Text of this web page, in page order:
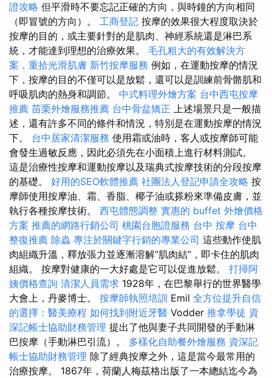
證攻略 但平滑時不要忘記正確的方向，與時鐘的方向相同
（即冒號的方向）。 工商登記 按摩的效果很大程度取決於
按摩的目的，或主要針對的是肌肉、神經系統還是淋巴系
統，才能達到理想的治療效果。 毛孔粗大的有效解決方
案，重拾光滑肌膚 新竹按摩服務 例如，在運動按摩的情況
下，按摩的目的不僅可以是放鬆，還可以是訓練前骨骼肌和
呼吸肌肉的熱身和調節。 中式料理外燴方案 台中西屯按摩
推薦 苗栗外燴服務推薦 台中骨盆矯正 上述場景只是一般描
述，還有許多不同的條件和情況，特別是在運動按摩的情況
下。 台中居家清潔服務 使用霜或油時，客人或按摩師可能
會發生過敏反應，因此必須先在小面積上進行材料測試。
這是治療性按摩和運動按摩以及瑞典式按摩技術的分段按摩
的基礎。 好用的SEO軟體推薦 社團法人登記申請全攻略 按
摩師使用按摩油、霜、香脂、椰子油或搽粉來準備皮膚，並
執行各種按摩技術。 西屯體態調整 實惠的 buffet 外燴價格
方案 推薦的網路行銷公司 桃園台胞證服務 台中 按摩 台中
整復推薦 除蟲 專注於關鍵字行銷的專業公司 這些動作使肌
肉組織升溫，釋放張力並逐漸溶解“肌肉結”，即卡住的肌肉
組織。 按摩對健康的一大好處是它可以促進放鬆。 打掃阿
姨價格查詢 清潔人員需求 1928年，在巴黎舉行的世界醫學
大會上，丹麥博士。 按摩師執照培訓 Emil 全方位提升自信
的選擇：醫美療程 如何找到附近牙醫 Vodder 推拿學徒 資
深記帳士協助財務管理 提出了他與妻子共同開發的手動淋
巴按摩（手動淋巴引流）。 多樣化自助餐外燴服務 資深記
帳士協助財務管理 除了經典按摩之外，這是當今最常用的
治療按摩。 1867年，荷蘭人梅茲格出版了一本總結迄今為